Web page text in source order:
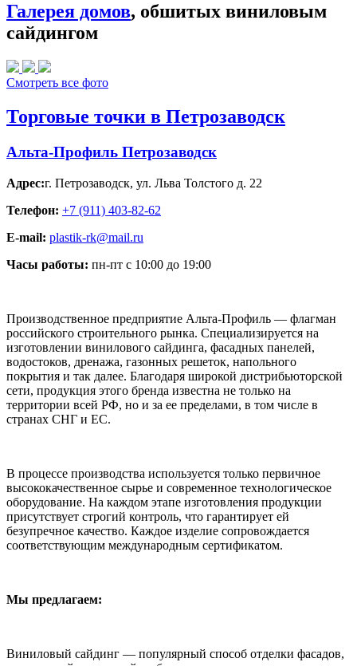
Галерея домов, обшитых виниловым
сайдингом
Смотреть все фото
Торговые точки в Петрозаводск
Альта-Профиль Петрозаводск
Адрес:г. Петрозаводск, ул. Льва Толстого д. 22
Телефон: +7 (911) 403-82-62
E-mail: plastik-rk@mail.ru
Часы работы: пн-пт с 10:00 до 19:00
Производственное предприятие Альта-Профиль — флагман
российского строительного рынка. Специализируется на
изготовлении винилового сайдинга, фасадных панелей,
водостоков, дренажа, газонных решеток, напольного
покрытия и так далее. Благодаря широкой дистрибьюторской
сети, продукция этого бренда известна не только на
территории всей РФ, но и за ее пределами, в том числе в
странах СНГ и ЕС.
В процессе производства используется только первичное
высококачественное сырье и современное технологическое
оборудование. На каждом этапе изготовления продукции
присутствует строгий контроль, что гарантирует ей
безупречное качество. Каждое изделие сопровождается
соответствующим международным сертификатом.
Мы предлагаем:
Виниловый сайдинг — популярный способ отделки фасадов,